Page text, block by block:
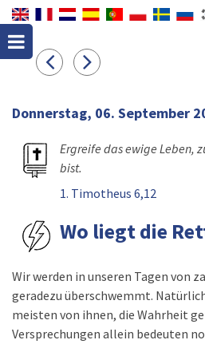
Donnerstag, 06. September
Ergreife das ewige Leben,
bist.
1. Timotheus 6,12
Wo liegt die
Wir werden in unseren Tagen von
geradezu überschwemmt.
meisten von ihnen, die Wahrheit
Versprechungen allein bedeuten